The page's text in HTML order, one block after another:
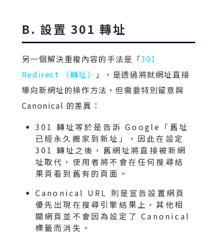
B. 設置 301 轉址
另一個解決重複內容的手法是「301
Redirect （轉址）
」，是透過將就網址直接
導向新網址的操作方法，但需要特別留意與
Canonical 的差異：
301 轉址等於是告訴 Google「舊址
已經永久搬家到新址」，因此在設定
301 轉址之後，舊網址將直接被新網
址取代，使用者將不會在任何搜尋結
果頁看到舊有的頁面。
Canonical URL 則是宣告設置網頁
優先出現在搜尋引擎結果上，其他相
關網頁並不會因為設定了 Canonical
標籤而消失。